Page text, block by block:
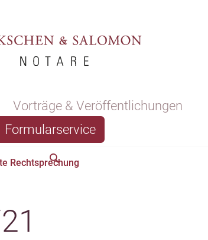
Vorträge & Veröffentlichungen
Formularservice
Rechtsprechung